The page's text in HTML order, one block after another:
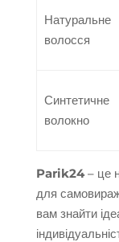
Натуральне
волосся
Синтетичне
волокно
Parik24– це
для
вам знайти